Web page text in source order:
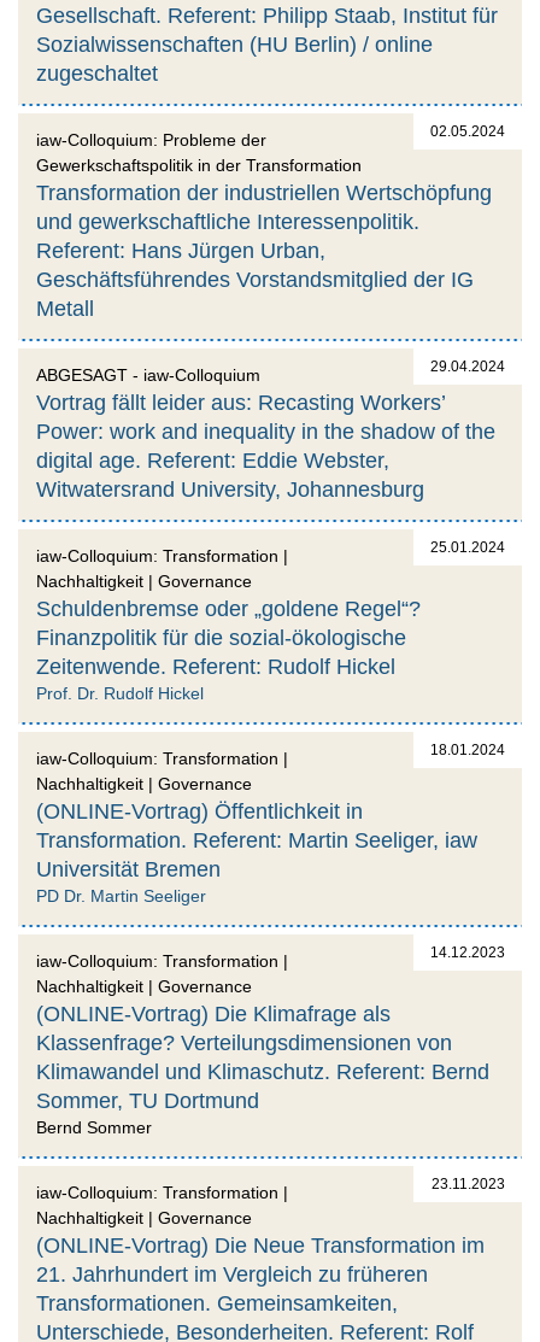
Gesellschaft. Referent: Philipp Staab, Institut für
Sozialwissenschaften (HU Berlin) / online
zugeschaltet
02.05.2024
iaw-Colloquium: Probleme der
Gewerkschaftspolitik in der Transformation
Transformation der industriellen Wertschöpfung
und gewerkschaftliche Interessenpolitik.
Referent: Hans Jürgen Urban,
Geschäftsführendes Vorstandsmitglied der IG
Metall
29.04.2024
ABGESAGT - iaw-Colloquium
Vortrag fällt leider aus: Recasting Workers’
Power: work and inequality in the shadow of the
digital age. Referent: Eddie Webster,
Witwatersrand University, Johannesburg
25.01.2024
iaw-Colloquium: Transformation |
Nachhaltigkeit | Governance
Schuldenbremse oder „goldene Regel“?
Finanzpolitik für die sozial-ökologische
Zeitenwende. Referent: Rudolf Hickel
Prof. Dr. Rudolf Hickel
18.01.2024
iaw-Colloquium: Transformation |
Nachhaltigkeit | Governance
(ONLINE-Vortrag) Öffentlichkeit in
Transformation. Referent: Martin Seeliger, iaw
Universität Bremen
PD Dr. Martin Seeliger
14.12.2023
iaw-Colloquium: Transformation |
Nachhaltigkeit | Governance
(ONLINE-Vortrag) Die Klimafrage als
Klassenfrage? Verteilungsdimensionen von
Klimawandel und Klimaschutz. Referent: Bernd
Sommer, TU Dortmund
Bernd Sommer
23.11.2023
iaw-Colloquium: Transformation |
Nachhaltigkeit | Governance
(ONLINE-Vortrag) Die Neue Transformation im
21. Jahrhundert im Vergleich zu früheren
Transformationen. Gemeinsamkeiten,
Unterschiede, Besonderheiten. Referent: Rolf